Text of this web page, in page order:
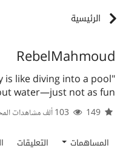
الرئيسية
RebelMahmoud
is like diving into a pool
water—just not as fun!"
المساهمات التعليقات